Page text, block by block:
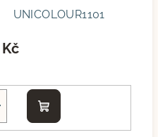
UNICOLOUR1101
Do
košíku